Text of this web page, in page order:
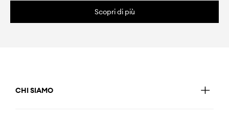
Scopri di più
CHI SIAMO